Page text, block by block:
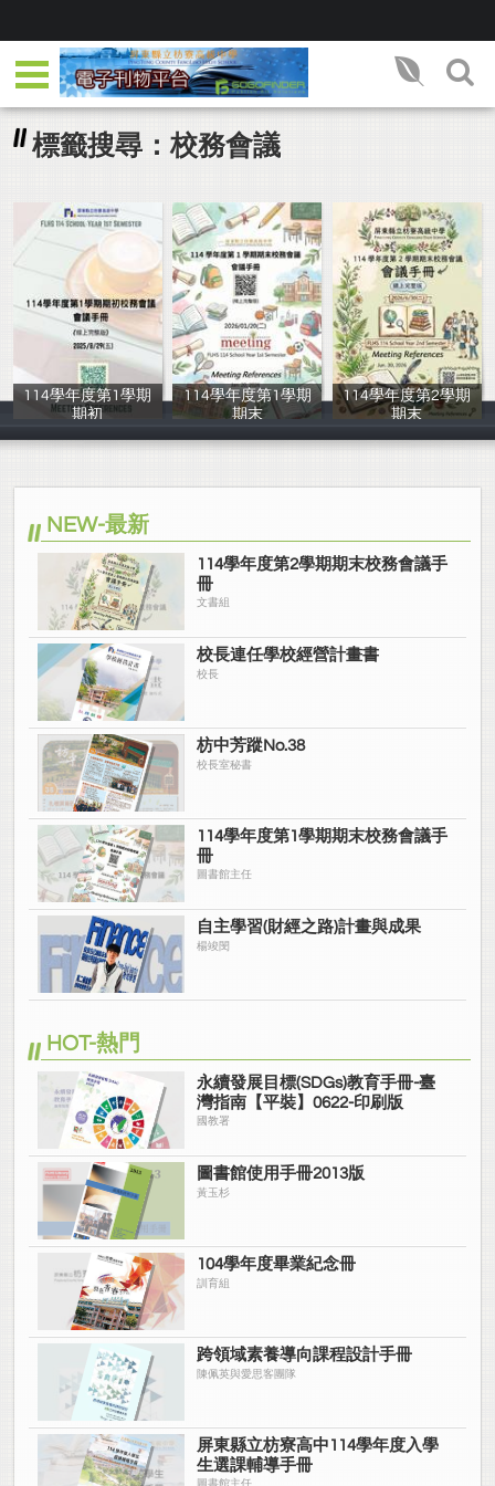
標籤搜尋：校務會議
114學年度第1學期
期初
圖書館主任
114學年度第1學期
期末
圖書館主任
114學年度第2學期
期末
文書組
NEW-最新
114學年度第2學期期末校務會議手
冊
文書組
校長連任學校經營計畫書
校長
枋中芳蹤No.38
校長室秘書
114學年度第1學期期末校務會議手
冊
圖書館主任
自主學習(財經之路)計畫與成果
楊竣閔
HOT-熱門
永續發展目標(SDGs)教育手冊-臺
灣指南【平裝】0622-印刷版
國教署
圖書館使用手冊2013版
黃玉杉
104學年度畢業紀念冊
訓育組
跨領域素養導向課程設計手冊
陳佩英與愛思客團隊
屏東縣立枋寮高中114學年度入學
生選課輔導手冊
圖書館主任